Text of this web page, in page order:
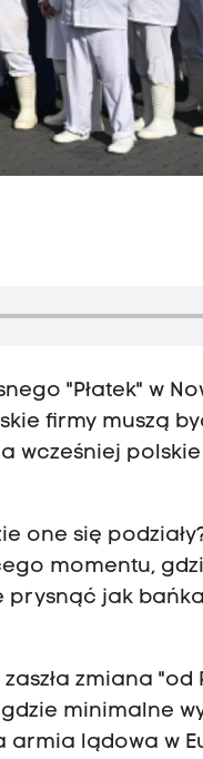
"Płatek" w
firmy muszą
wcześniej polskie
one się
momentu,
prysnąć jak
zmiana "od
minimalne
armia lądowa w